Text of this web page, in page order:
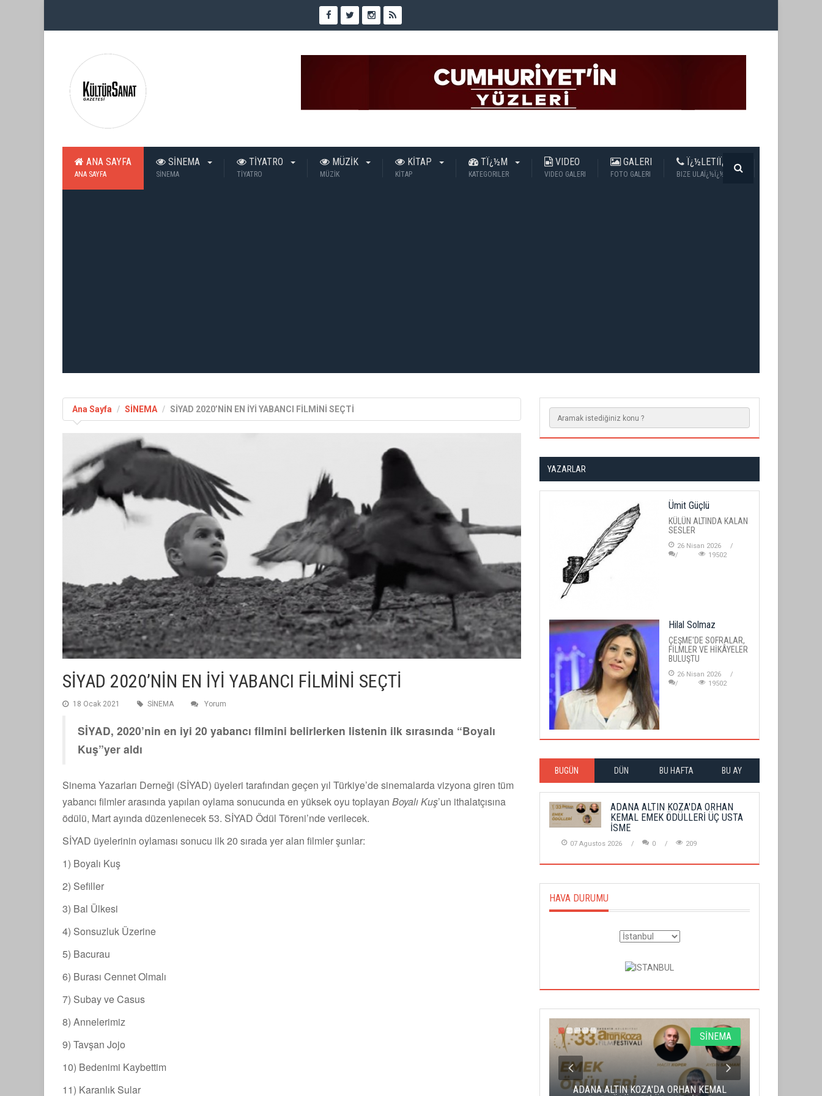
ANA SAYFA
ANA SAYFA
SİNEMA
SİNEMA
TİYATRO
TİYATRO
MÜZİK
MÜZİK
KİTAP
KİTAP
TÏ¿½M
KATEGORILER
VIDEO
VIDEO GALERI
GALERI
FOTO GALERI
Ï¿½LETIÏ¿½IM
BIZE ULAÏ¿½Ï¿½N
Ana Sayfa SİNEMA SİYAD 2020’NİN EN İYİ YABANCI FİLMİNİ SEÇTİ
SİYAD 2020’NİN EN İYİ YABANCI FİLMİNİ SEÇTİ
18 Ocak 2021 SİNEMA Yorum
SİYAD, 2020’nin en iyi 20 yabancı filmini belirlerken listenin ilk sırasında “Boyalı
Kuş”yer aldı
Sinema Yazarları Derneği (SİYAD) üyeleri tarafından geçen yıl Türkiye’de sinemalarda vizyona giren tüm
yabancı filmler arasında yapılan oylama sonucunda en yüksek oyu toplayan Boyalı Kuş’un ithalatçısına
ödülü, Mart ayında düzenlenecek 53. SİYAD Ödül Töreni’nde verilecek.
SİYAD üyelerinin oylaması sonucu ilk 20 sırada yer alan filmler şunlar:
1) Boyalı Kuş
2) Sefiller
3) Bal Ülkesi
4) Sonsuzluk Üzerine
5) Bacurau
6) Burası Cennet Olmalı
7) Subay ve Casus
8) Annelerimiz
9) Tavşan Jojo
10) Bedenimi Kaybettim
11) Karanlık Sular
YAZARLAR
Ümit Güçlü
KÜLÜN ALTINDA KALAN
SESLER
26 Nisan 2026
19502
Hilal Solmaz
ÇEŞME'DE SOFRALAR,
FİLMLER VE HİKÂYELER
BULUŞTU
26 Nisan 2026
19502
BUGÜN DÜN BU HAFTA BU AY
ADANA ALTIN KOZA'DA ORHAN
KEMAL EMEK ÖDÜLLERİ ÜÇ USTA
İSME
07 Agustos 2026 0 209
HAVA DURUMU
SİNEMA
ADANA ALTIN KOZA'DA ORHAN KEMAL